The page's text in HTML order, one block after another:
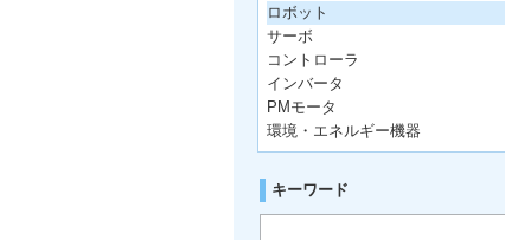
ロボット
サーボ
コントローラ
インバータ
PMモータ
環境・エネルギー機器
キーワード